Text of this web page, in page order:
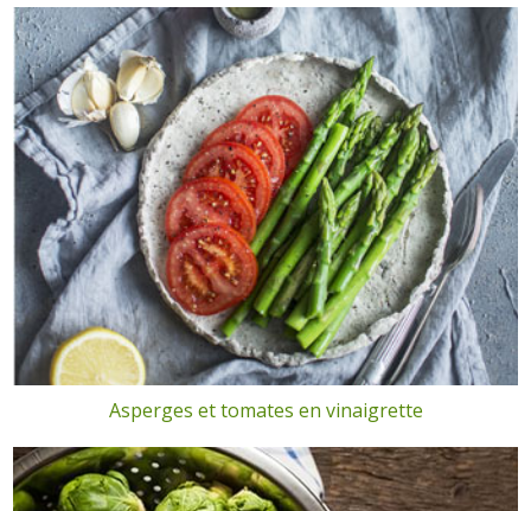
Asperges et tomates en vinaigrette